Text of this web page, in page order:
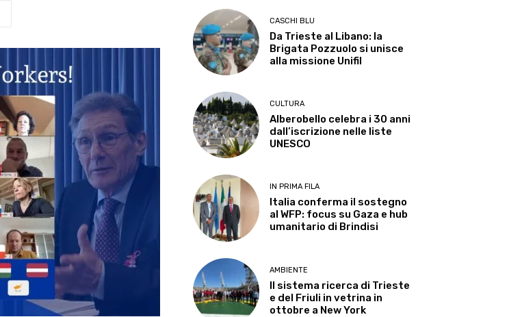
CASCHI BLU
Da Trieste al Libano: la
Brigata Pozzuolo si unisce
alla missione Unifil
CULTURA
Alberobello celebra i 30 anni
dall’iscrizione nelle liste
UNESCO
IN PRIMA FILA
Italia conferma il sostegno
al WFP: focus su Gaza e hub
umanitario di Brindisi
AMBIENTE
Il sistema ricerca di Trieste
e del Friuli in vetrina in
ottobre a New York